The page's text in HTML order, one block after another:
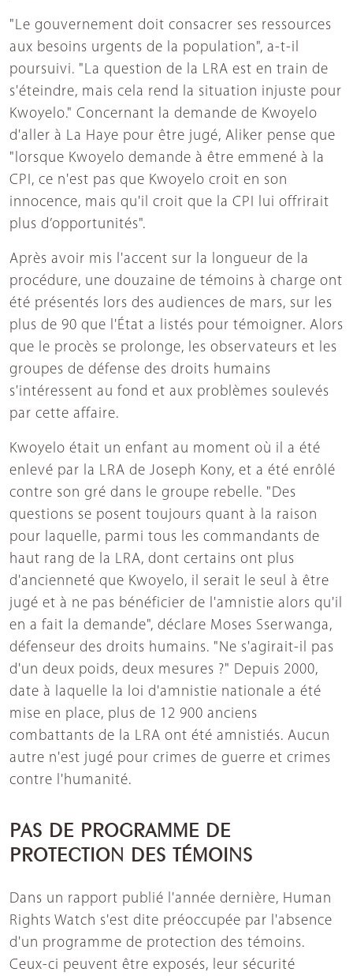
"Le gouvernement doit consacrer ses ressources
aux besoins urgents de la population", a-t-il
poursuivi. "La question de la LRA est en train de
s'éteindre, mais cela rend la situation injuste pour
Kwoyelo." Concernant la demande de Kwoyelo
d'aller à La Haye pour être jugé, Aliker pense que
"lorsque Kwoyelo demande à être emmené à la
CPI, ce n'est pas que Kwoyelo croit en son
innocence, mais qu'il croit que la CPI lui offrirait
plus d’opportunités".
Après avoir mis l'accent sur la longueur de la
procédure, une douzaine de témoins à charge ont
été présentés lors des audiences de mars, sur les
plus de 90 que l'État a listés pour témoigner. Alors
que le procès se prolonge, les observateurs et les
groupes de défense des droits humains
s'intéressent au fond et aux problèmes soulevés
par cette affaire.
Kwoyelo était un enfant au moment où il a été
enlevé par la LRA de Joseph Kony, et a été enrôlé
contre son gré dans le groupe rebelle. "Des
questions se posent toujours quant à la raison
pour laquelle, parmi tous les commandants de
haut rang de la LRA, dont certains ont plus
d'ancienneté que Kwoyelo, il serait le seul à être
jugé et à ne pas bénéficier de l'amnistie alors qu'il
en a fait la demande", déclare Moses Sserwanga,
défenseur des droits humains. "Ne s'agirait-il pas
d'un deux poids, deux mesures ?" Depuis 2000,
date à laquelle la loi d'amnistie nationale a été
mise en place, plus de 12 900 anciens
combattants de la LRA ont été amnistiés. Aucun
autre n'est jugé pour crimes de guerre et crimes
contre l'humanité.
PAS DE PROGRAMME DE
PROTECTION DES TÉMOINS
Dans un rapport publié l'année dernière, Human
Rights Watch s'est dite préoccupée par l'absence
d'un programme de protection des témoins.
Ceux-ci peuvent être exposés, leur sécurité